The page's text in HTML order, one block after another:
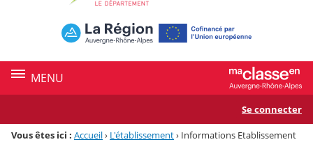
MENU
Se connecter
Vous êtes ici : Accueil› L'établissement› Informations Etablissement